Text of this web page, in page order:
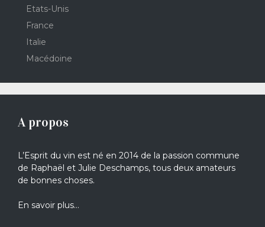
Etats-Unis
France
Italie
Macédoine
A propos
L’Esprit du vin est né en 2014 de la passion commune
de Raphaël et Julie Deschamps, tous deux amateurs
de bonnes choses.
En savoir plus…